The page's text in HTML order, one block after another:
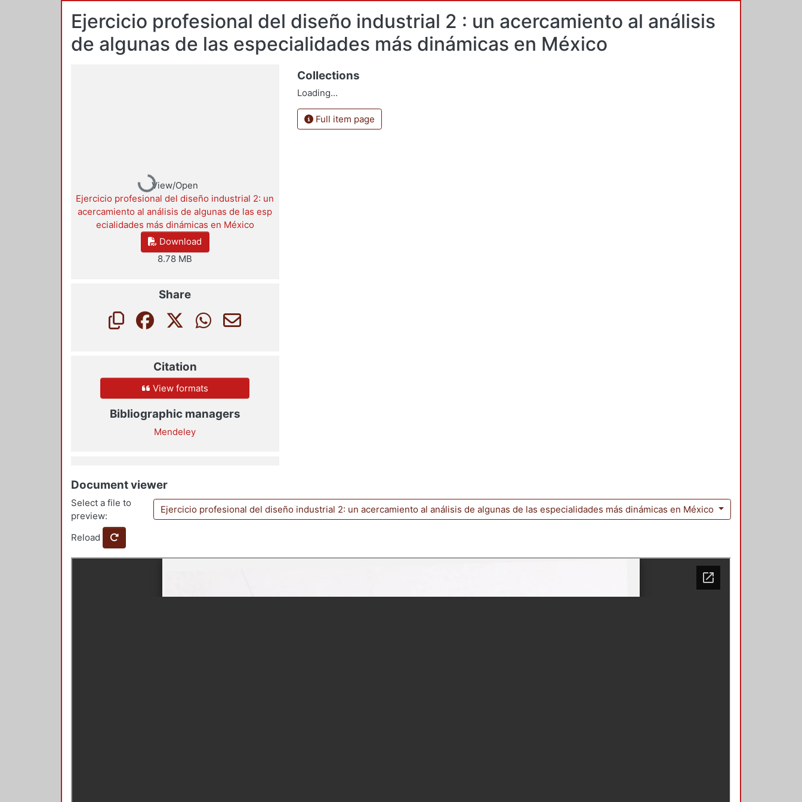
Ejercicio profesional del diseño industrial 2 : un acercamiento al análisis
de algunas de las especialidades más dinámicas en México
Loading...
View/Open
Ejercicio profesional del diseño industrial 2: un
acercamiento al análisis de algunas de las esp
ecialidades más dinámicas en México
Download
8.78 MB
Share
Citation
View formats
Bibliographic managers
Mendeley
Collections
Loading...
Full item page
Document viewer
Select a file to
preview:
Ejercicio profesional del diseño industrial 2: un acercamiento al análisis de algunas de las especialidades más dinámicas en México
Reload